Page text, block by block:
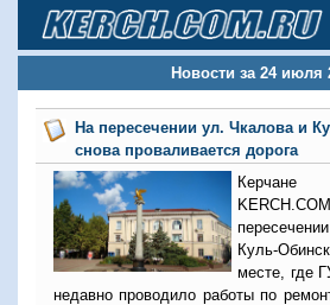
Новости за 24 июля
На пересечении ул. Чкалова и
снова проваливается дорога
Куль-
месте, где
недавно проводило работы по